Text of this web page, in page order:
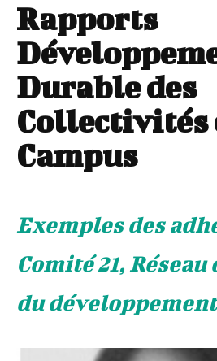
Rapports
Durable des
Collectivités
Campus
Exemples des
Comité 21,
du